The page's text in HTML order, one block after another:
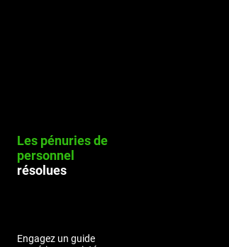
Les pénuries de
personnel
résolues
Engagez un guide